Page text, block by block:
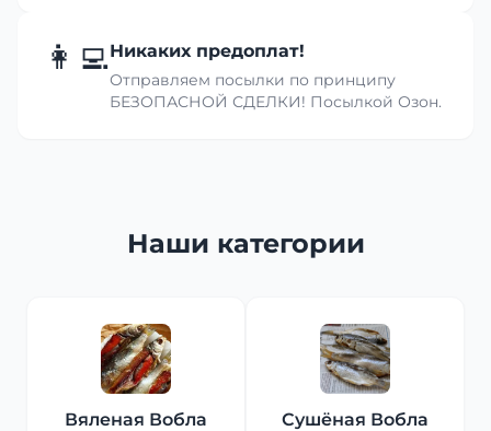
👩‍💻Никаких предоплат!
Отправляем посылки по принципу
БЕЗОПАСНОЙ СДЕЛКИ! Посылкой Озон.
Наши категории
Вяленая Вобла Сушёная Вобла